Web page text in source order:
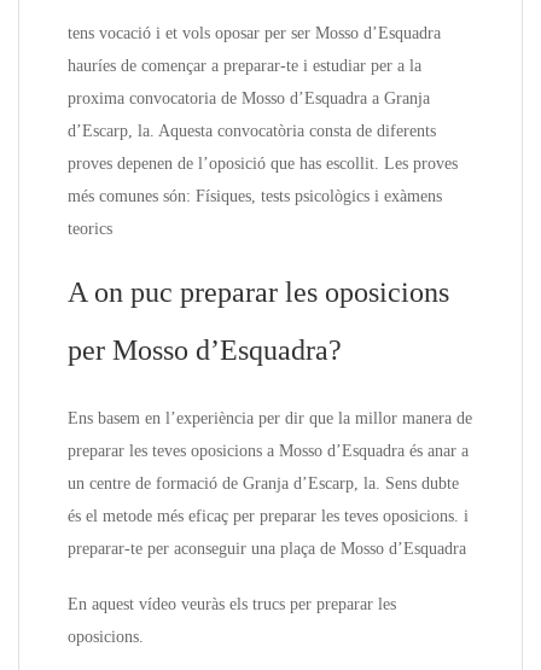
tens vocació i et vols oposar per ser Mosso d’Esquadra
hauríes de començar a preparar-te i estudiar per a la
proxima convocatoria de Mosso d’Esquadra a Granja
d’Escarp, la. Aquesta convocatòria consta de diferents
proves depenen de l’oposició que has escollit. Les proves
més comunes són: Físiques, tests psicològics i exàmens
teorics
A on puc preparar les oposicions
per Mosso d’Esquadra?
Ens basem en l’experiència per dir que la millor manera de
preparar les teves oposicions a Mosso d’Esquadra és anar a
un centre de formació de Granja d’Escarp, la. Sens dubte
és el metode més eficaç per preparar les teves oposicions. i
preparar-te per aconseguir una plaça de Mosso d’Esquadra
En aquest vídeo veuràs els trucs per preparar les
oposicions.